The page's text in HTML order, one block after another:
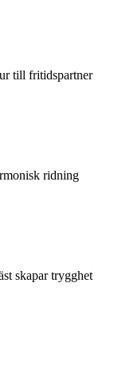
till fritidspartner
ridning
skapar trygghet